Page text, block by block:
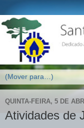
QUINTA-FEIRA, 5 DE
Atividades de